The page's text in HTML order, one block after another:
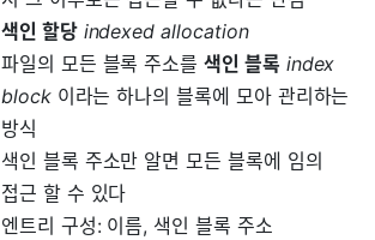
색인 할당 indexed allocation
파일의 모든 블록 주소를색인 블록 index
block이라는 하나의 블록에 모아 관리하는
방식
색인 블록 주소만 알면 모든 블록에 임의
접근 할 수 있다
엔트리 구성: 이름, 색인 블록 주소